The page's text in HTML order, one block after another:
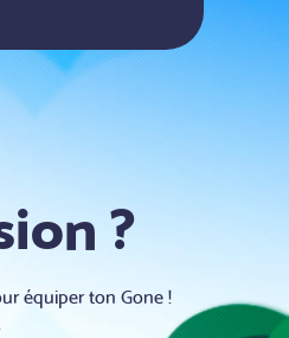
?
équiper ton Gone !